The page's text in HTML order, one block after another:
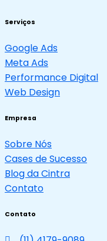
Serviços
Google Ads
Meta Ads
Performance Digital
Web Design
Empresa
Sobre Nós
Cases de Sucesso
Blog da Cintra
Contato
Contato